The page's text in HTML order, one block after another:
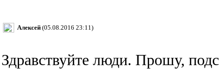
Алексей (05.08.2016 23:11)
Здравствуйте люди. Прошу,